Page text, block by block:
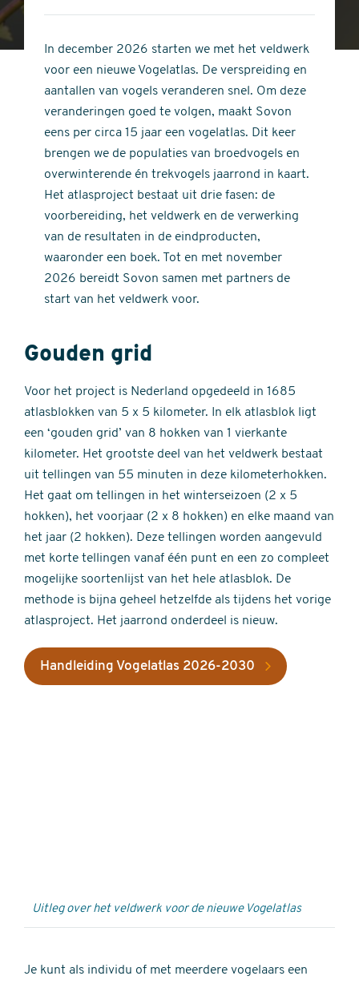
stars
of
stars
In december 2026 starten we met het veldwerk
voor een nieuwe Vogelatlas. De verspreiding en
aantallen van vogels veranderen snel. Om deze
veranderingen goed te volgen, maakt Sovon
eens per circa 15 jaar een vogelatlas. Dit keer
brengen we de populaties van broedvogels en
overwinterende én trekvogels jaarrond in kaart.
Het atlasproject bestaat uit drie fasen: de
voorbereiding, het veldwerk en de verwerking
van de resultaten in de eindproducten,
waaronder een boek. Tot en met november
2026 bereidt Sovon samen met partners de
start van het veldwerk voor.
Gouden grid
Voor het project is Nederland opgedeeld in 1685
atlasblokken van 5 x 5 kilometer. In elk atlasblok ligt
een ‘gouden grid’ van 8 hokken van 1 vierkante
kilometer. Het grootste deel van het veldwerk bestaat
uit tellingen van 55 minuten in deze kilometerhokken.
Het gaat om tellingen in het winterseizoen (2 x 5
hokken), het voorjaar (2 x 8 hokken) en elke maand van
het jaar (2 hokken). Deze tellingen worden aangevuld
met korte tellingen vanaf één punt en een zo compleet
mogelijke soortenlijst van het hele atlasblok. De
methode is bijna geheel hetzelfde als tijdens het vorige
atlasproject. Het jaarrond onderdeel is nieuw.
Handleiding Vogelatlas 2026-2030
Uitleg over het veldwerk voor de nieuwe Vogelatlas
Je kunt als individu of met meerdere vogelaars een